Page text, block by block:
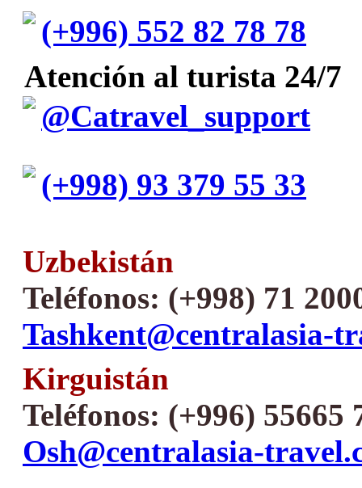
(+996) 552 82 78 78
Atención al turista 24/7
@Catravel_support
(+998) 93 379 55 33
Uzbekistán
Teléfonos: (+998) 71
Tashkent@centralasia-
Kirguistán
Teléfonos: (+996) 55665
Osh@centralasia-